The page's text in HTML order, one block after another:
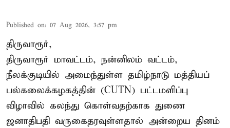
Published on: 07 Aug 2026, 3:57 pm
திருவாரூர்,
திருவாரூர் மாவட்டம், நன்னிலம் வட்டம்,
நீலக்குடியில் அமைந்துள்ள தமிழ்நாடு மத்தியப்
பல்கலைக்கழகத்தின் (CUTN) பட்டமளிப்பு
விழாவில் கலந்து கொள்வதற்காக துணை
ஜனாதிபதி வருகைதரவுள்ளதால் அன்றைய தினம்